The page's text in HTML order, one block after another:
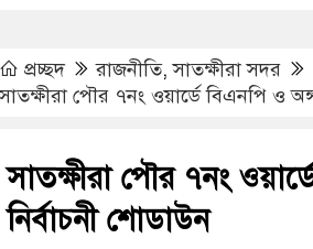
প্রচ্ছদ রাজনীতি,সাতক্ষীরা সদর
সাতক্ষীরা পৌর ৭নং ওয়ার্ডে বিএনপি ও
সাতক্ষীরা পৌর ৭নং
নির্বাচনী শোডাউন